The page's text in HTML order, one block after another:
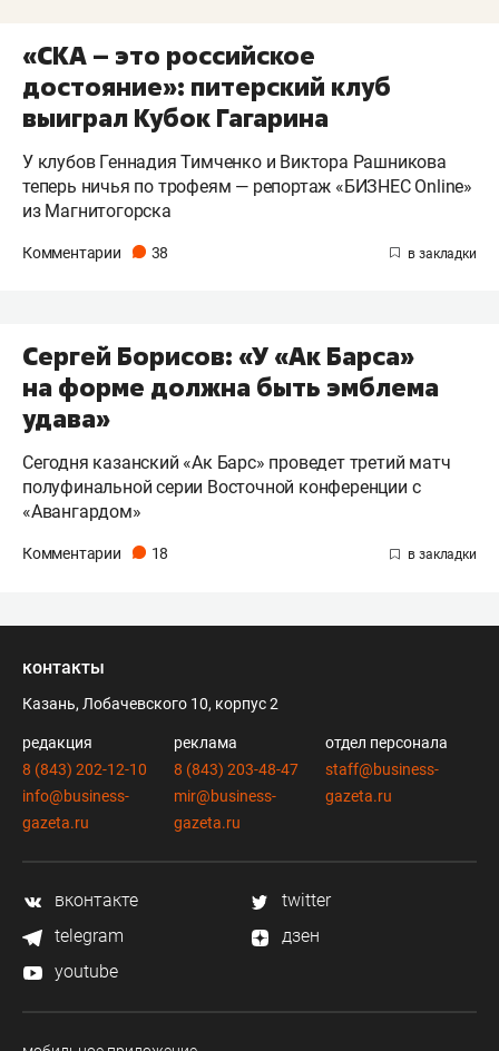
«СКА – это российское
достояние»: питерский клуб
выиграл Кубок Гагарина
У клубов Геннадия Тимченко и Виктора Рашникова
теперь ничья по трофеям — репортаж «БИЗНЕС Online»
из Магнитогорска
Комментарии 38
Сергей Борисов: «У «Ак Барса»
на форме должна быть эмблема
удава»
Сегодня казанский «Ак Барс» проведет третий матч
полуфинальной серии Восточной конференции с
«Авангардом»
Комментарии 18
контакты
Казань, Лобачевского 10, корпус 2
редакция
8 (843) 202-12-10
info@business-
gazeta.ru
реклама
8 (843) 203-48-47
mir@business-
gazeta.ru
отдел персонала
staff@business-
gazeta.ru
вконтакте
twitter
telegram
дзен
youtube